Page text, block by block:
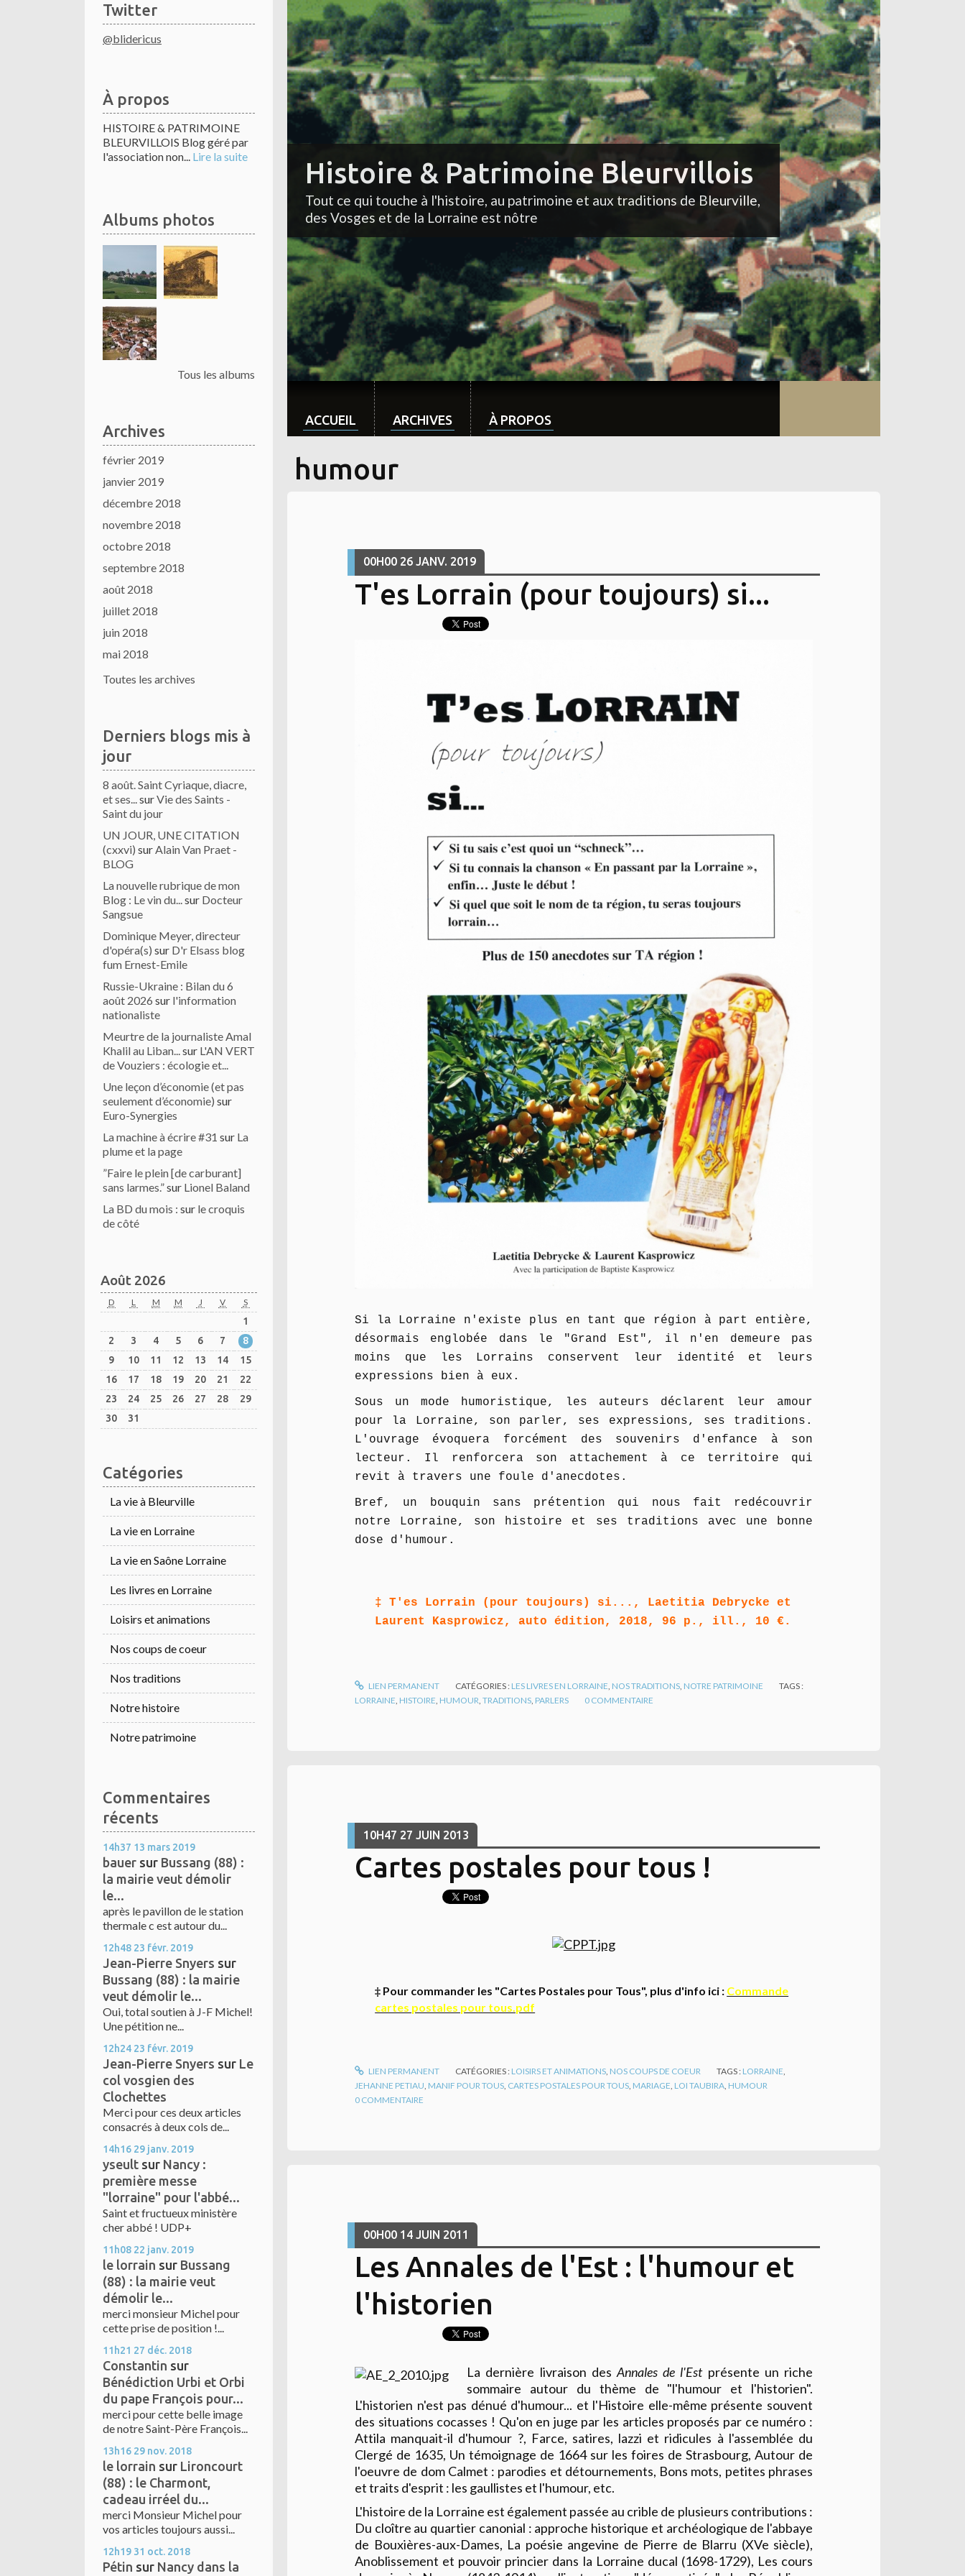
Twitter
@blidericus
À propos
HISTOIRE & PATRIMOINE
BLEURVILLOIS Blog géré par
l'association non... Lire la suite
Albums photos
Tous les albums
Archives
février 2019
janvier 2019
décembre 2018
novembre 2018
octobre 2018
septembre 2018
août 2018
juillet 2018
juin 2018
mai 2018
Toutes les archives
Derniers blogs mis à
jour
8 août. Saint Cyriaque, diacre,
et ses...surVie des Saints -
Saint du jour
UN JOUR, UNE CITATION
(cxxvi) surAlain Van Praet -
BLOG
La nouvelle rubrique de mon
Blog : Le vin du...sur Docteur
Sangsue
Dominique Meyer, directeur
d'opéra(s) sur D'r Elsass blog
fum Ernest-Emile
Russie-Ukraine : Bilan du 6
août 2026 sur l'information
nationaliste
Meurtre de la journaliste Amal
Khalil au Liban...sur L'AN VERT
de Vouziers : écologie et...
Une leçon d’économie (et pas
seulement d’économie) sur
Euro-Synergies
La machine à écrire #31 sur La
plume et la page
”Faire le plein [de carburant]
sans larmes.”sur Lionel Baland
La BD du mois : sur le croquis
de côté
Août 2026
D L M M J V S
1
2
3 4 5 6 7
8
9
10 11 12 13 14
15
16
17 18 19 20 21
22
23
24 25 26 27 28
29
30
31
Catégories
La vie à Bleurville
La vie en Lorraine
La vie en Saône Lorraine
Les livres en Lorraine
Loisirs et animations
Nos coups de coeur
Nos traditions
Notre histoire
Notre patrimoine
Commentaires
récents
14h37 13 mars 2019
bauer sur Bussang (88) :
la mairie veut démolir
le...
après le pavillon de le station
thermale c est autour du...
12h48 23 févr. 2019
Jean-Pierre Snyers sur
Bussang (88) : la mairie
veut démolir le...
Oui, total soutien à J-F Michel!
Une pétition ne...
12h24 23 févr. 2019
Jean-Pierre Snyers sur Le
col vosgien des
Clochettes
Merci pour ces deux articles
consacrés à deux cols de...
14h16 29 janv. 2019
yseult sur Nancy :
première messe
"lorraine" pour l'abbé...
Saint et fructueux ministère
cher abbé ! UDP+
11h08 22 janv. 2019
le lorrain sur Bussang
(88) : la mairie veut
démolir le...
merci monsieur Michel pour
cette prise de position !...
11h21 27 déc. 2018
Constantin sur
Bénédiction Urbi et Orbi
du pape François pour...
merci pour cette belle image
de notre Saint-Père François...
13h16 29 nov. 2018
le lorrain sur Lironcourt
(88) : le Charmont,
cadeau irréel du...
merci Monsieur Michel pour
vos articles toujours aussi...
12h19 31 oct. 2018
Pétin sur Nancy dans la
Histoire & Patrimoine Bleurvillois
Tout ce qui touche à l'histoire, au patrimoine et aux traditions de Bleurville,
des Vosges et de la Lorraine est nôtre
ACCUEIL ARCHIVES À PROPOS
humour
00H00 26 JANV. 2019
T'es Lorrain (pour toujours) si...
Si la Lorraine n'existe plus en tant que région à part entière,
désormais englobée dans le "Grand Est", il n'en demeure pas
moins que les Lorrains conservent leur identité et leurs
expressions bien à eux.
Sous un mode humoristique, les auteurs déclarent leur amour
pour la Lorraine, son parler, ses expressions, ses traditions.
L'ouvrage évoquera forcément des souvenirs d'enfance à son
lecteur. Il renforcera son attachement à ce territoire qui
revit à travers une foule d'anecdotes.
Bref, un bouquin sans prétention qui nous fait redécouvrir
notre Lorraine, son histoire et ses traditions avec une bonne
dose d'humour.
‡ T'es Lorrain (pour toujours) si..., Laetitia Debrycke et
Laurent Kasprowicz, auto édition, 2018, 96 p., ill., 10 €.
LIEN PERMANENT CATÉGORIES : LES LIVRES EN LORRAINE NOS TRADITIONS NOTRE PATRIMOINE
TAGS :
LORRAINE HISTOIRE HUMOUR TRADITIONS PARLERS 0 COMMENTAIRE
10H47 27 JUIN 2013
Cartes postales pour tous !
‡ Pour commander les "Cartes Postales pour Tous", plus d'info ici : Commande
cartes postales pour tous.pdf
LIEN PERMANENT CATÉGORIES : LOISIRS ET ANIMATIONS NOS COUPS DE COEUR TAGS : LORRAINE
JEHANNE PETIAU MANIF POUR TOUS CARTES POSTALES POUR TOUS MARIAGE LOI TAUBIRA HUMOUR
0 COMMENTAIRE
00H00 14 JUIN 2011
Les Annales de l'Est : l'humour et
l'historien
La dernière livraison desAnnales de l'Estprésente un riche
sommaire autour du thème de "l'humour et l'historien".
L'historien n'est pas dénué d'humour... et l'Histoire elle-même présente souvent
des situations cocasses ! Qu'on en juge par les articles proposés par ce numéro :
Attila manquait-il d'humour ?, Farce, satires, lazzi et ridicules à l'assemblée du
Clergé de 1635, Un témoignage de 1664 sur les foires de Strasbourg, Autour de
l'oeuvre de dom Calmet : parodies et détournements, Bons mots, petites phrases
et traits d'esprit : les gaullistes et l'humour, etc.
L'histoire de la Lorraine est également passée au crible de plusieurs contributions :
Du cloître au quartier canonial : approche historique et archéologique de l'abbaye
de Bouxières-aux-Dames, La poésie angevine de Pierre de Blarru (XVe siècle),
Anoblissement et pouvoir princier dans la Lorraine ducal (1698-1729), Les cours